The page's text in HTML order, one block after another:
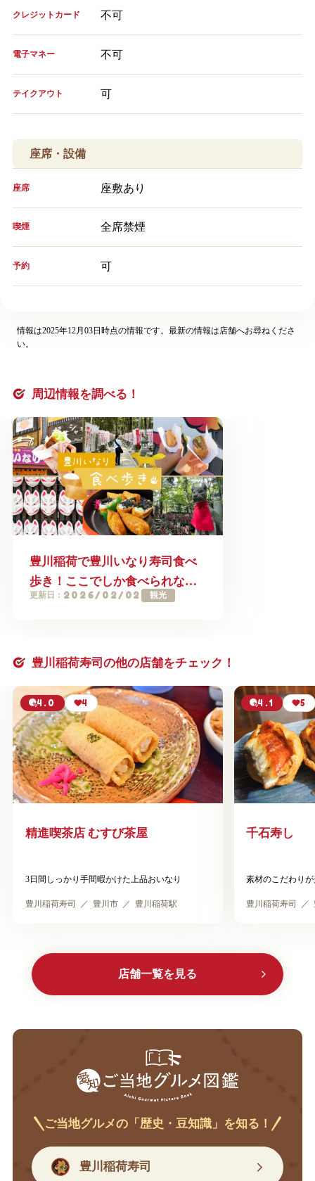
クレジットカード 不可
電子マネー 不可
テイクアウト 可
座席・設備
座席 座敷あり
喫煙 全席禁煙
予約 可
情報は2025年12月03日時点の情報です。最新の情報は店舗へお尋ねくださ
い。
周辺情報を調べる！
豊川稲荷で豊川いなり寿司食べ
歩き！ここでしか食べられない
グルメ10選【2026年最新】
更新日： 2026/02/02 観光
豊川稲荷寿司の他の店舗をチェック！
4.0 4
精進喫茶店 むすび茶屋
3日間しっかり手間暇かけた上品おいなり
豊川稲荷寿司 豊川市 豊川稲荷駅
4.1 5
千石寿し
素材のこだわり
豊川稲荷寿司
店舗一覧を見る
ご当地グルメの「歴史・豆知識」を知る！
豊川稲荷寿司